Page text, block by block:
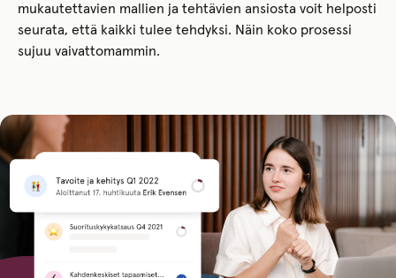
mukautettavien mallien ja tehtävien ansiosta voit helposti
seurata, että kaikki tulee tehdyksi. Näin koko prosessi
sujuu vaivattomammin.